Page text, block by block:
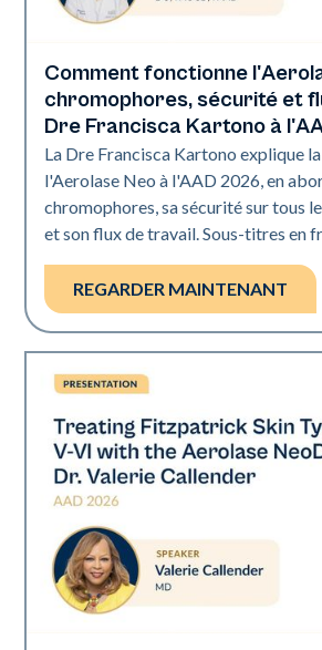
Neo Elite | Présentations
Comment fonctionne
chromophores, sécurité et
Dre Francisca Kartono à
La Dre Francisca Kartono explique
l'Aerolase Neo à l'AAD 2026, en
chromophores, sa sécurité sur tous
et son flux de travail. Sous-titres en
REGARDER MAINTENANT